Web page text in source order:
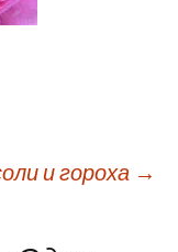
и гороха →